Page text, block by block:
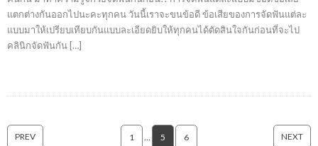
แตกต่างกันออกไปนะคะทุกคน วันนี้เราจะขนข้อดี ข้อเสียของการจัดฟันแต่ละ
แบบมาให้เปรียบเทียบกันแบบละเอียดยิบให้ทุกคนได้ตัดสินใจกันก่อนที่จะไป
คลินิกจัดฟันกัน […]
PREV 1 … 5 6 NEXT